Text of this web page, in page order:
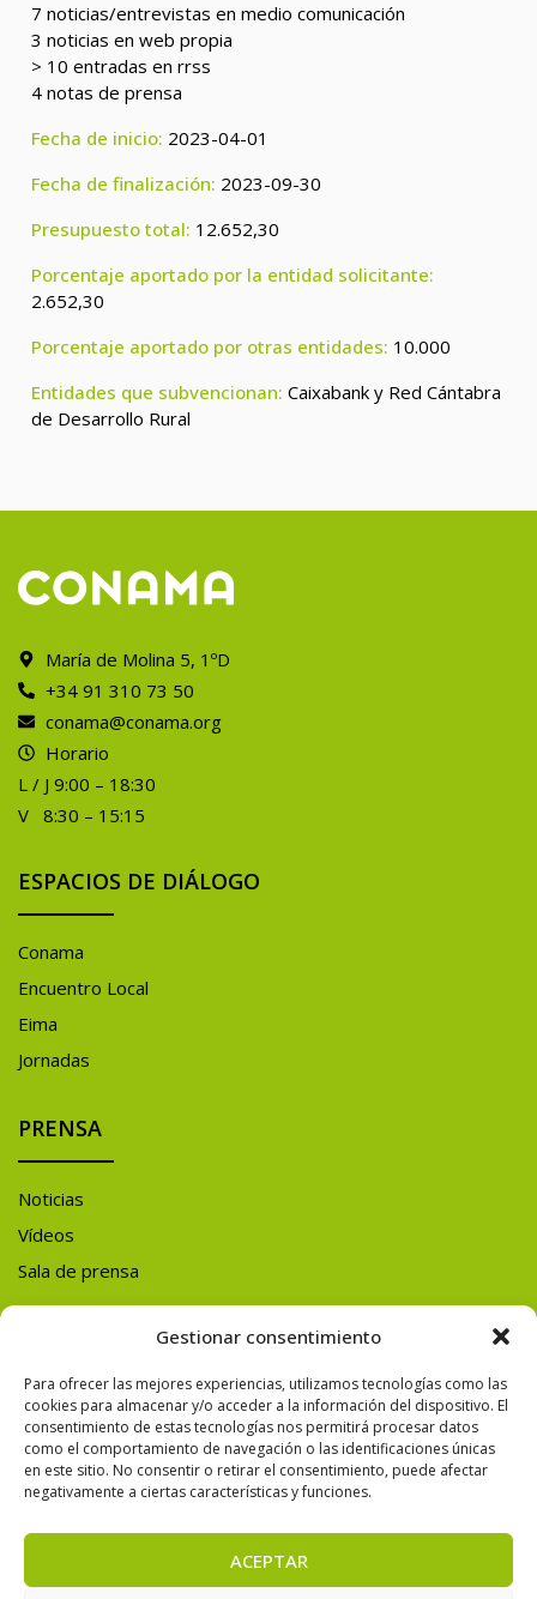
Gestionar consentimiento
Para ofrecer las mejores experiencias, utilizamos tecnologías como las
cookies para almacenar y/o acceder a la información del dispositivo. El
consentimiento de estas tecnologías nos permitirá procesar datos
como el comportamiento de navegación o las identificaciones únicas
en este sitio. No consentir o retirar el consentimiento, puede afectar
negativamente a ciertas características y funciones.
ACEPTAR
7 noticias/entrevistas en medio comunicación
3 noticias en web propia
> 10 entradas en rrss
4 notas de prensa
Fecha de inicio: 2023-04-01
Fecha de finalización: 2023-09-30
Presupuesto total: 12.652,30
Porcentaje aportado por la entidad solicitante:
2.652,30
Porcentaje aportado por otras entidades: 10.000
Entidades que subvencionan: Caixabank y Red Cántabra
de Desarrollo Rural
María de Molina 5, 1ºD
+34 91 310 73 50
conama@conama.org
Horario
L / J 9:00 – 18:30
V 8:30 – 15:15
ESPACIOS DE DIÁLOGO
Conama
Encuentro Local
Eima
Jornadas
PRENSA
Noticias
Vídeos
Sala de prensa
SÍGUENOS EN
REDES SOCIALES
© 2026 CONAMA — Todos los derechos reservados.